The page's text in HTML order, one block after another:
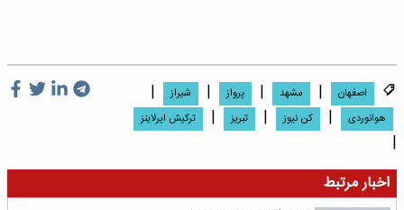
اصفهان | مشهد | پرواز | شیراز |
هوانوردی | کن نیوز | تبریز | ترکیش ایرلاینز
|
اخبار مرتبط